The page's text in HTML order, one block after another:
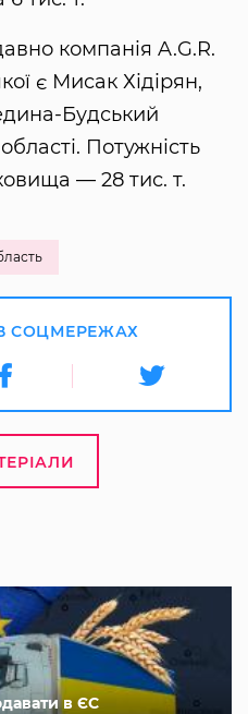
компанія A.G.R.
є Мисак Хідірян,
Будський
Потужність
— 28 тис. т.
СОЦМЕРЕЖАХ
в ЄС